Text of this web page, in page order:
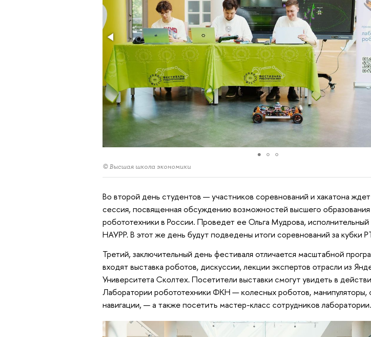
© Высшая школа экономики
Во второй день студентов — участников соревнований и хакатона
сессия, посвященная обсуждению возможностей высшего образования
робототехники в России. Проведет ее Ольга Мудрова,
НАУРР. В этот же день будут подведены итоги соревнований за кубки
Третий, заключительный день фестиваля отличается масштабной
входят выставка роботов, дискуссии, лекции экспертов отрасли из
Университета Сколтех. Посетители выставки смогут увидеть в
Лаборатории робототехники ФКН — колесных роботов, манипуляторы,
навигации, — а также посетить мастер-класс сотрудников лаборатории.